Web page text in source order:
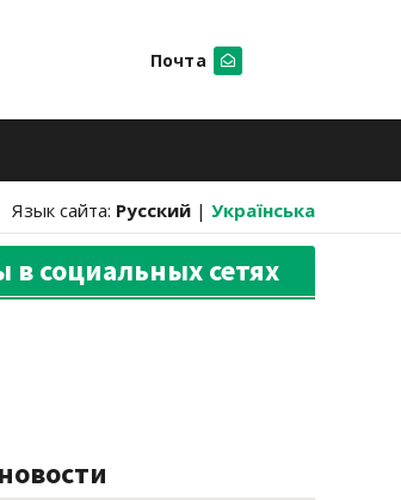
Почта
Язык сайта: Русский | Українська
в социальных сетях